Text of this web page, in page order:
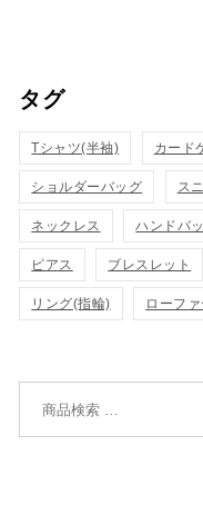
タグ
Tシャツ(半袖) カード
ショルダーバッグ ス
ネックレス ハンドバ
ピアス ブレスレット
リング(指輪) ローファ